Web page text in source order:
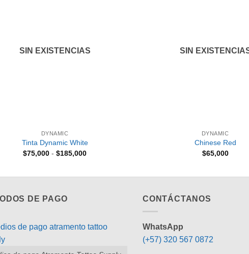
SIN EXISTENCIAS
DYNAMIC
Tinta Dynamic White
$75,000 - $185,000Rango
SIN
DYNAMIC
Chinese Red
$65,000
DE PAGO CONTÁCTANOS
WhatsApp
(+57) 320 567 0872